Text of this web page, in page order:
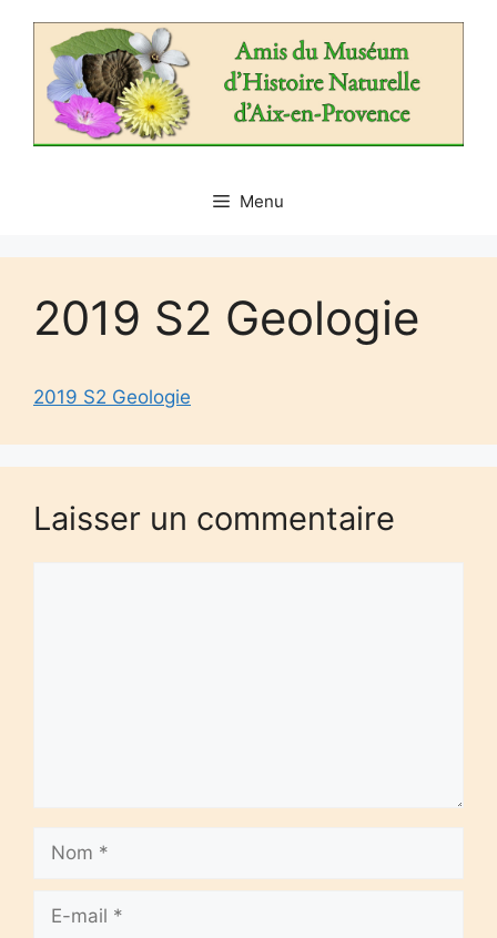
contenu
Menu
2019 S2 Geologie
2019 S2 Geologie
Laisser un commentaire
mail